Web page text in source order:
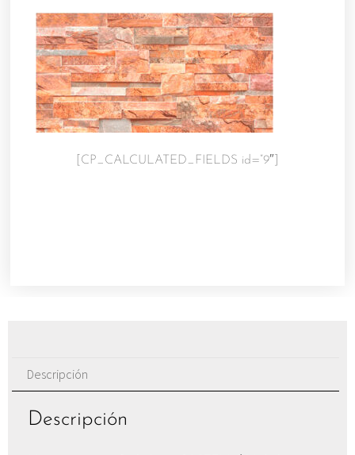
[CP_CALCULATED_FIELDS id=”9″]
Descripción
Descripción